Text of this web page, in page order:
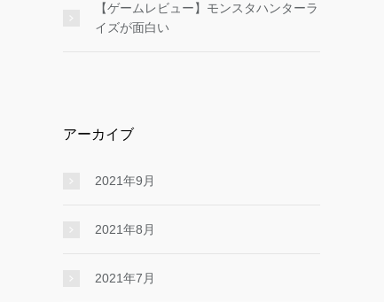
【ゲームレビュー】モンスタハンターラ
イズが面白い
アーカイブ
2021年9月
2021年8月
2021年7月